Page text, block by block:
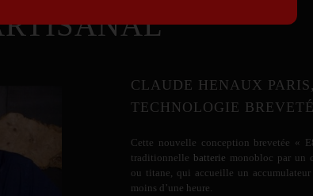
CLAUDE HENAUX PARIS,
TECHNOLOGIE
Cette nouvelle conception brevetée «
traditionnelle batterie monobloc par un
ou titane, qui accueille un accumulateur
moins d’une heure.